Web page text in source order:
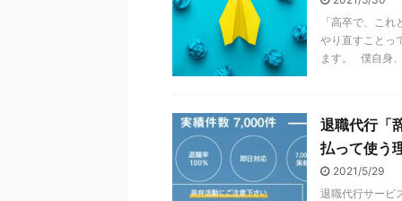
「高卒で、こ
やり直すことっ
ます。 僕自身
退職代行「
払って使う
2021/5/29
退職代行サービ